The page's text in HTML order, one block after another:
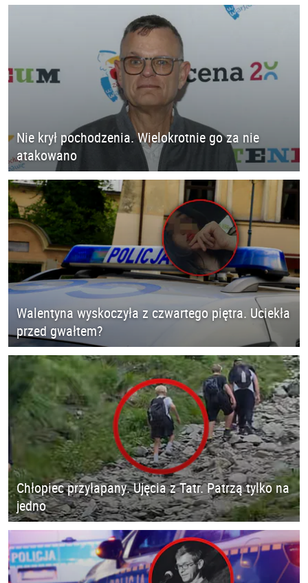
Nie krył pochodzenia. Wielokrotnie go za nie
atakowano
Walentyna wyskoczyła z czwartego piętra. Uciekła
przed gwałtem?
Chłopiec przyłapany. Ujęcia z Tatr. Patrzą tylko na
jedno